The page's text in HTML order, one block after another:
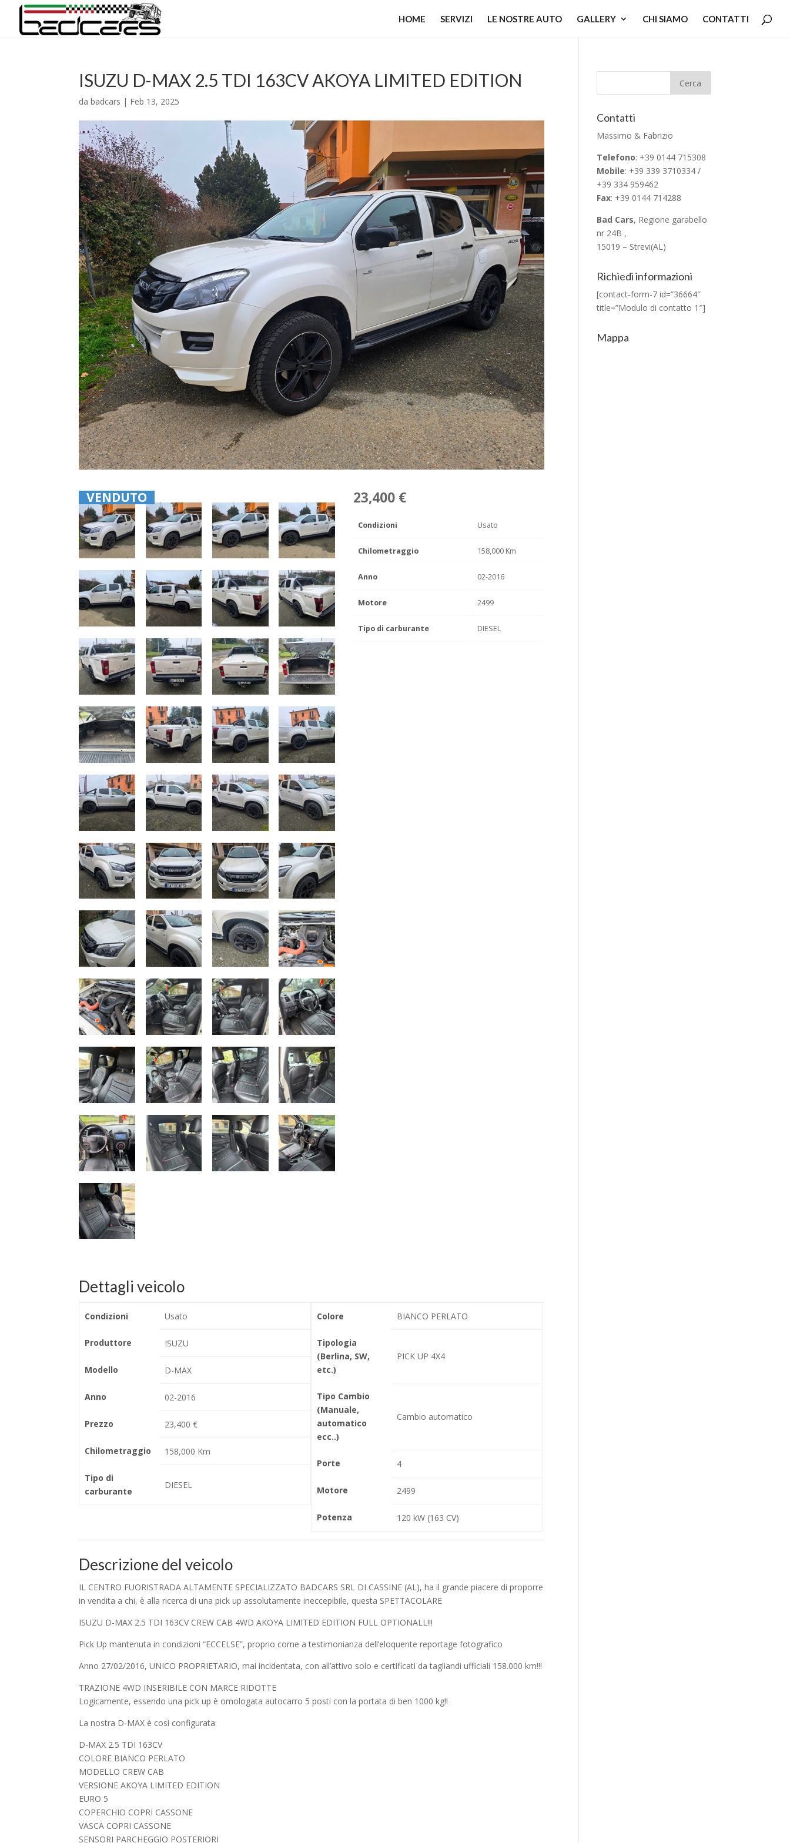
HOME SERVIZI LE NOSTRE AUTO GALLERY CHI SIAMO CONTATTI
ISUZU D-MAX 2.5 TDI 163CV AKOYA LIMITED EDITION
dabadcars | Feb 13, 2025
VENDUTO 23,400 €
Condizioni Usato
Chilometraggio 158,000 Km
Anno 02-2016
Motore 2499
Tipo di carburante DIESEL
Dettagli veicolo
Condizioni Usato
Produttore ISUZU
Modello D-MAX
Anno 02-2016
Prezzo 23,400 €
Chilometraggio 158,000 Km
Tipo di
carburante
DIESEL
Colore BIANCO PERLATO
Tipologia
(Berlina, SW,
etc.)
PICK UP 4X4
Tipo Cambio
(Manuale,
automatico
ecc..)
Cambio automatico
Porte 4
Motore 2499
Potenza 120 kW (163 CV)
Descrizione del veicolo
IL CENTRO FUORISTRADA ALTAMENTE SPECIALIZZATO BADCARS SRL DI CASSINE (AL), ha il grande piacere di proporre
in vendita a chi, è alla ricerca di una pick up assolutamente ineccepibile, questa SPETTACOLARE
ISUZU D-MAX 2.5 TDI 163CV CREW CAB 4WD AKOYA LIMITED EDITION FULL OPTIONALL!!!
Pick Up mantenuta in condizioni “ECCELSE”, proprio come a testimonianza dell’eloquente reportage fotografico
Anno 27/02/2016, UNICO PROPRIETARIO, mai incidentata, con all’attivo solo e certificati da tagliandi ufficiali 158.000 km!!!
TRAZIONE 4WD INSERIBILE CON MARCE RIDOTTE
Logicamente, essendo una pick up è omologata autocarro 5 posti con la portata di ben 1000 kg!!
La nostra D-MAX è così configurata:
D-MAX 2.5 TDI 163CV
COLORE BIANCO PERLATO
MODELLO CREW CAB
VERSIONE AKOYA LIMITED EDITION
EURO 5
COPERCHIO COPRI CASSONE
VASCA COPRI CASSONE
SENSORI PARCHEGGIO POSTERIORI
Contatti
Massimo & Fabrizio
Telefono: +39 0144 715308
Mobile: +39 339 3710334 /
+39 334 959462
Fax: +39 0144 714288
Bad Cars, Regione garabello
nr 24B ,
15019 – Strevi(AL)
Richiedi informazioni
[contact-form-7 id=”36664″
title=”Modulo di contatto 1″]
Mappa